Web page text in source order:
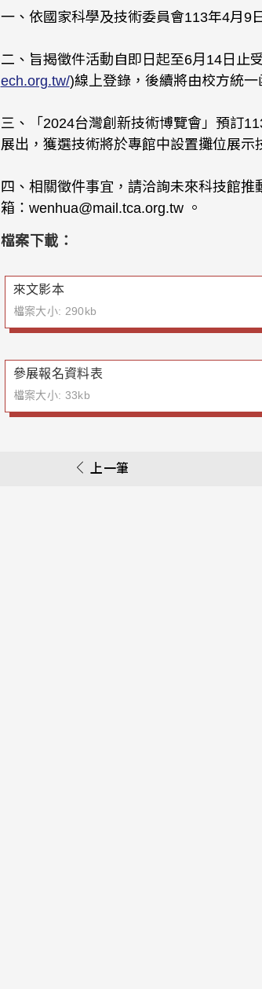
一、依國家科學及技術委員會113年4月9
二、旨揭徵件活動自即日起至6月14日止
ech.org.tw/)線上登錄，後續將由校方統一
三、「2024台灣創新技術博覽會」預訂
展出，獲選技術將於專館中設置攤位展示
四、相關徵件事宜，請洽詢未來科技館
箱：wenhua@mail.tca.org.tw 。
檔案下載：
來文影本
檔案大小: 290kb
參展報名資料表
檔案大小: 33kb
上一筆